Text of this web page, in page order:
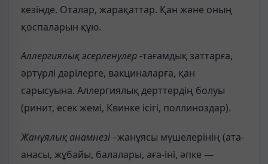
кезінде. Оталар, жарақаттар. Қан және оның
қоспаларын құю.
Аллергиялық әсерленулер-тағамдық заттарға,
әртүрлі дәрілерге, вакциналарға, қан
сарысуына. Аллергиялық дерттердің болуы
(ринит, есек жемі, Квинке ісігі, поллиноздар).
Жанұялық анамнезі–жанұясы мүшелерінің (ата-
анасы, жұбайы, балалары, аға-іні, әпке —